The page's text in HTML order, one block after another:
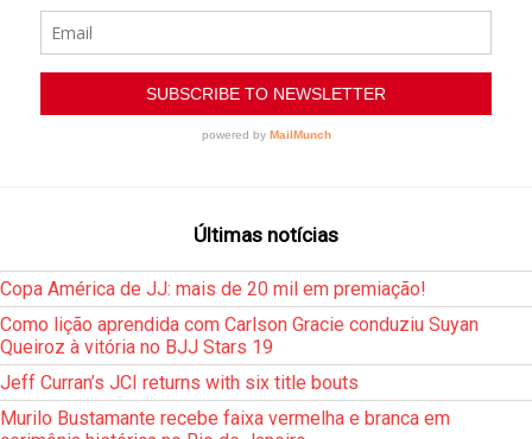
Últimas notícias
Copa América de JJ: mais de 20 mil em premiação!
Como lição aprendida com Carlson Gracie conduziu Suyan
Queiroz à vitória no BJJ Stars 19
Jeff Curran’s JCI returns with six title bouts
Murilo Bustamante recebe faixa vermelha e branca em